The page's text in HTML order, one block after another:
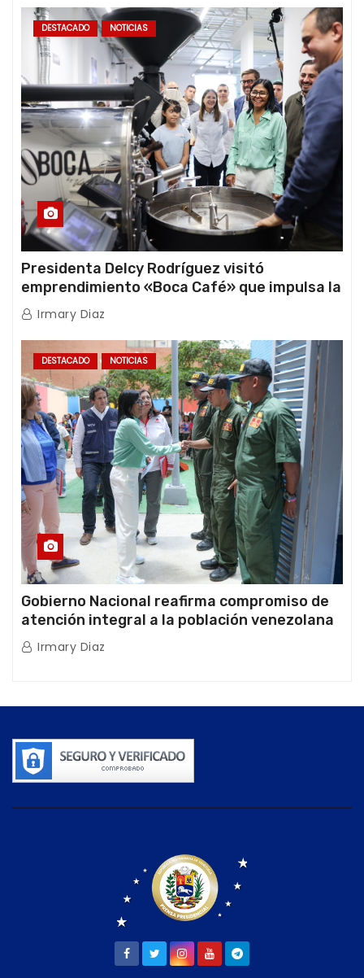
DESTACADO NOTICIAS
Presidenta Delcy Rodríguez visitó
emprendimiento «Boca Café» que impulsa la
producción nacional hacia mercados
internacionales
Irmary Diaz
DESTACADO NOTICIAS
Gobierno Nacional reafirma compromiso de
atención integral a la población venezolana
tras doblete sísmico
Irmary Diaz